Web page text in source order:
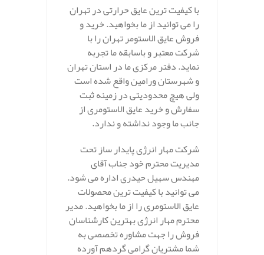
با کیفیت ترین عایق حرارتی در تهران
را می توانید از ما بخواهید. خرید و
فروش عایق الاستومر تهران را با
شرکت معتبر و باسابقه ما تجربه
نماید. دفتر مرکزی ما در استان تهران
و شهرستان ورامین واقع شده است
ولی هیچ محدودیتی در زمینه ثبت
سفارش و خرید عایق الاستومری از
جانب ما وجود نداشته و ندارد.
شرکت مهار انرژی پایدار ساز تحت
مدیریت محترم خود جناب آقای
مهندس سهیل حیدری اداره می شود.
می توانید با کیفیت ترین محصولات
عایق الاستومری را از ما بخواهید. مدیر
محترم مهار انرژی بهترین کارشناسان
فروش را جهت مشاوره تخصصی به
شما مشتریان گرامی گردهم آورده